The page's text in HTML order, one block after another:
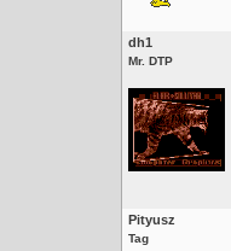
dh1
Mr. DTP
Pityusz
Tag